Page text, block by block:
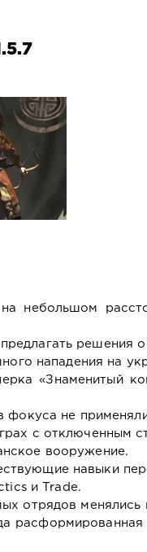
небольшом
решения о
нападения на
«Знаменитый
фокуса не
с отключенным
вооружение.
навыки
и Trade.
отрядов менялись
расформированная